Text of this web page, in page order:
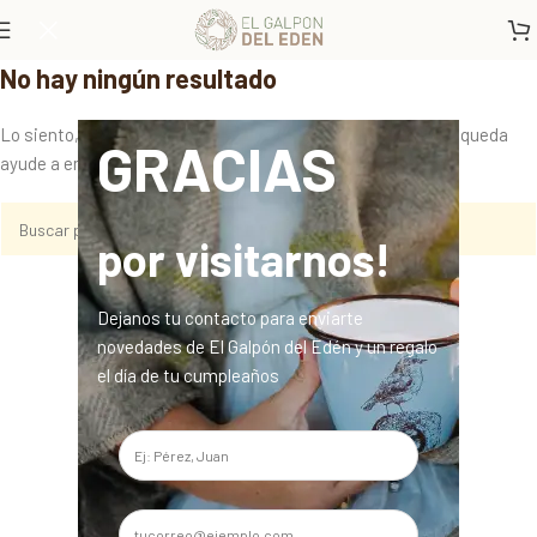
GRACIAS
por visitarnos!
Dejanos tu contacto para enviarte
novedades de El Galpón del Edén y un regalo
el día de tu cumpleaños
No hay ningún resultado
Lo siento, pero no se encontraron resultados. Tal vez la búsqueda
ayude a encontrar una publicación relacionada.